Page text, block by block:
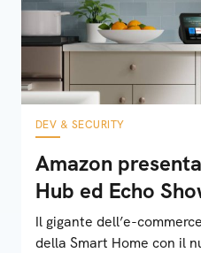
DEV & SECURITY
Amazon
Hub ed Echo
Il gigante dell’e-
della Smart Home con il